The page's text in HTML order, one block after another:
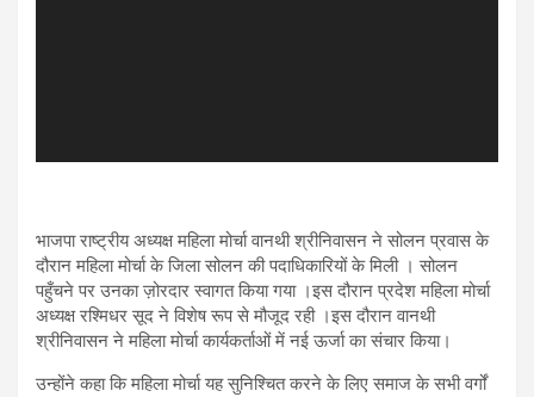
भाजपा राष्ट्रीय अध्यक्ष महिला मोर्चा वानथी श्रीनिवासन ने सोलन प्रवास के
दौरान महिला मोर्चा के जिला सोलन की पदाधिकारियों के मिली । सोलन
पहुँचने पर उनका ज़ोरदार स्वागत किया गया ।इस दौरान प्रदेश महिला मोर्चा
अध्यक्ष रश्मिधर सूद ने विशेष रूप से मौजूद रही ।इस दौरान वानथी
श्रीनिवासन ने महिला मोर्चा कार्यकर्ताओं में नई ऊर्जा का संचार किया।
उन्होंने कहा कि महिला मोर्चा यह सुनिश्चित करने के लिए समाज के सभी वर्गों